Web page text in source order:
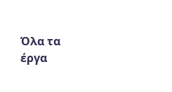
Όλα τα
έργα